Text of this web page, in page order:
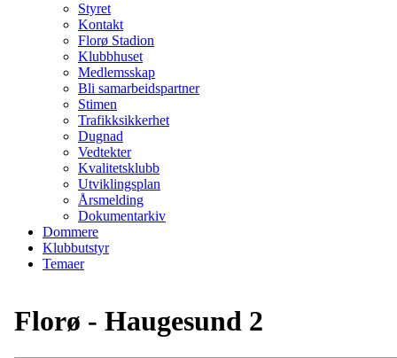
Styret
Kontakt
Florø Stadion
Klubbhuset
Medlemsskap
Bli samarbeidspartner
Stimen
Trafikksikkerhet
Dugnad
Vedtekter
Kvalitetsklubb
Utviklingsplan
Årsmelding
Dokumentarkiv
Dommere
Klubbutstyr
Temaer
Florø - Haugesund 2